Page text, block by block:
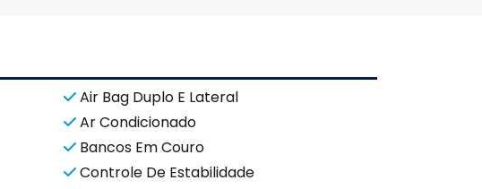
Air Bag Duplo E Lateral
Ar Condicionado
Bancos Em Couro
Controle De Estabilidade